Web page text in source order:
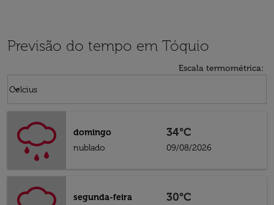
Previsão do tempo em Tóquio
Escala termométrica:
Celcius
keyboard_arrow_down
domingo
nublado
34°C
09/08/2026
segunda-feira
30°C